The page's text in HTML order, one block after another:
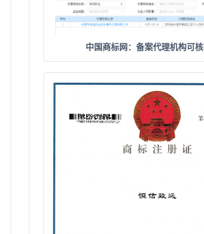
中国商标网：备案代理机构可